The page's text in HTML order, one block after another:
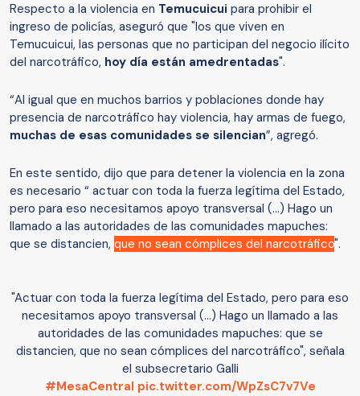
Respecto a la violencia en Temucuicui para prohibir el
ingreso de policías, aseguró que "los que viven en
Temucuicui, las personas que no participan del negocio ilícito
del narcotráfico, hoy día están amedrentadas".
“Al igual que en muchos barrios y poblaciones donde hay
presencia de narcotráfico hay violencia, hay armas de fuego,
muchas de esas comunidades se silencian”, agregó.
En este sentido, dijo que para detener la violencia en la zona
es necesario “ actuar con toda la fuerza legítima del Estado,
pero para eso necesitamos apoyo transversal (...) Hago un
llamado a las autoridades de las comunidades mapuches:
que se distancien, que no sean cómplices del narcotráfico".
"Actuar con toda la fuerza legítima del Estado, pero para eso
necesitamos apoyo transversal (...) Hago un llamado a las
autoridades de las comunidades mapuches: que se
distancien, que no sean cómplices del narcotráfico", señala
el subsecretario Galli
#MesaCentral pic.twitter.com/WpZsC7v7Ve